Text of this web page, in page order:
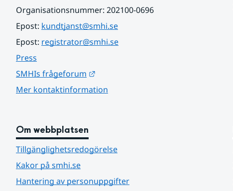
Organisationsnummer: 202100-0696
Epost: kundtjanst@smhi.se
Epost: registrator@smhi.se
Press
SMHIs frågeforum
Mer kontaktinformation
Om webbplatsen
Tillgänglighetsredogörelse
Kakor på smhi.se
Hantering av personuppgifter